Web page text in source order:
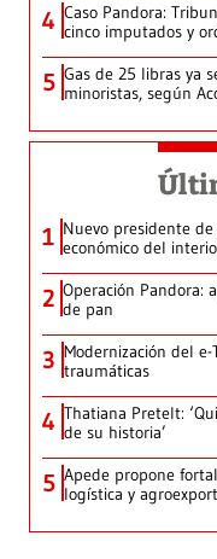
4 Caso Pandora:
cinco imputados y
5 Gas de 25 libras ya
minoristas, según
1 Nuevo presidente
económico del
2 Operación Pandora:
de pan
3 Modernización del
traumáticas
4 Thatiana Pretelt:
de su historia’
5 Apede propone
logística y